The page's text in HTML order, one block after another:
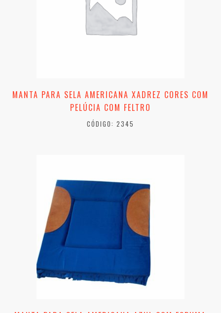
MANTA PARA SELA AMERICANA XADREZ CORES COM
PELÚCIA COM FELTRO
CÓDIGO: 2345